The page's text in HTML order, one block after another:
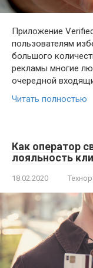
Приложение
пользователям
большого
рекламы многие
очередной
Читать полностью
Как оператор
лояльность
18.02.2020